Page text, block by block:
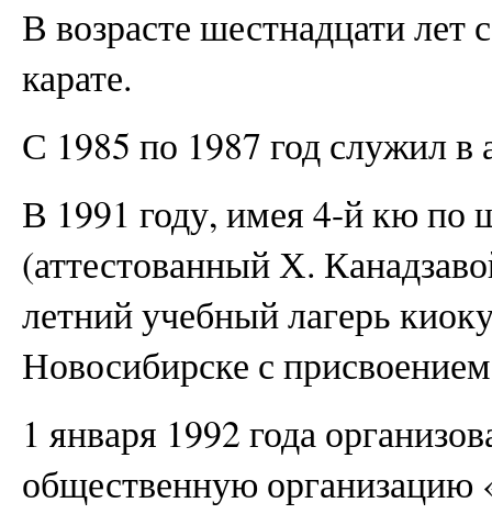
В возрасте шестнадцати
карате.
С 1985 по 1987 год служил в
В 1991 году, имея 4-й кю по
(аттестованный Х.
летний учебный лагерь
Новосибирске с
1 января 1992 года
общественную организацию